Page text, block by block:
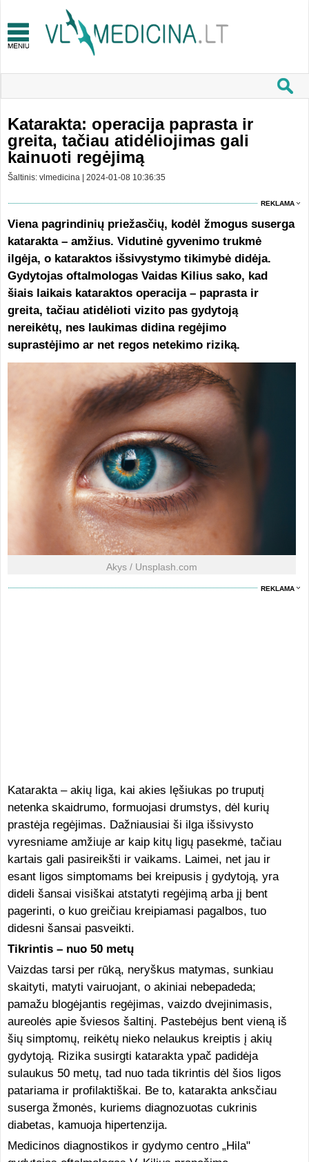
Katarakta: operacija paprasta ir
greita, tačiau atidėliojimas gali
kainuoti regėjimą
Šaltinis: vlmedicina | 2024-01-08 10:36:35
REKLAMA
Viena pagrindinių priežasčių, kodėl žmogus suserga
katarakta – amžius. Vidutinė gyvenimo trukmė
ilgėja, o kataraktos išsivystymo tikimybė didėja.
Gydytojas oftalmologas Vaidas Kilius sako, kad
šiais laikais kataraktos operacija – paprasta ir
greita, tačiau atidėlioti vizito pas gydytoją
nereikėtų, nes laukimas didina regėjimo
suprastėjimo ar net regos netekimo riziką.
Akys / Unsplash.com
REKLAMA
Katarakta – akių liga, kai akies lęšiukas po truputį
netenka skaidrumo, formuojasi drumstys, dėl kurių
prastėja regėjimas. Dažniausiai ši ilga išsivysto
vyresniame amžiuje ar kaip kitų ligų pasekmė, tačiau
kartais gali pasireikšti ir vaikams. Laimei, net jau ir
esant ligos simptomams bei kreipusis į gydytoją, yra
dideli šansai visiškai atstatyti regėjimą arba jį bent
pagerinti, o kuo greičiau kreipiamasi pagalbos, tuo
didesni šansai pasveikti.
Tikrintis – nuo 50 metų
Vaizdas tarsi per rūką, neryškus matymas, sunkiau
skaityti, matyti vairuojant, o akiniai nebepadeda;
pamažu blogėjantis regėjimas, vaizdo dvejinimasis,
aureolės apie šviesos šaltinį. Pastebėjus bent vieną iš
šių simptomų, reikėtų nieko nelaukus kreiptis į akių
gydytoją. Rizika susirgti katarakta ypač padidėja
sulaukus 50 metų, tad nuo tada tikrintis dėl šios ligos
patariama ir profilaktiškai. Be to, katarakta anksčiau
suserga žmonės, kuriems diagnozuotas cukrinis
diabetas, kamuoja hipertenzija.
Medicinos diagnostikos ir gydymo centro „Hila"